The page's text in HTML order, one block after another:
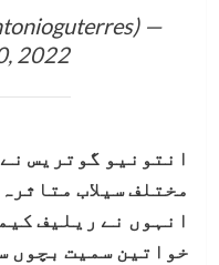
— António Guterres (@antonioguterres)
2022
انتونیو گوتریس
مختلف سیلاب
انہوں نے ریلیف
خواتین سمیت بچوں